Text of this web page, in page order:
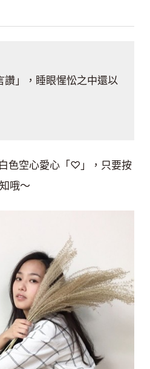
」，睡眼惺忪之中還以
色空心愛心「♡」，只要按
哦～